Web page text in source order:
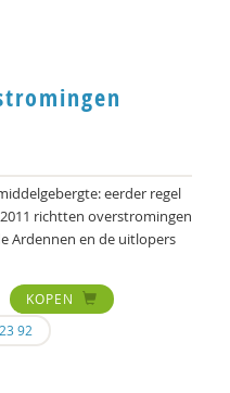
eerder regel
richtten overstromingen
Ardennen en de uitlopers
KOPEN
92